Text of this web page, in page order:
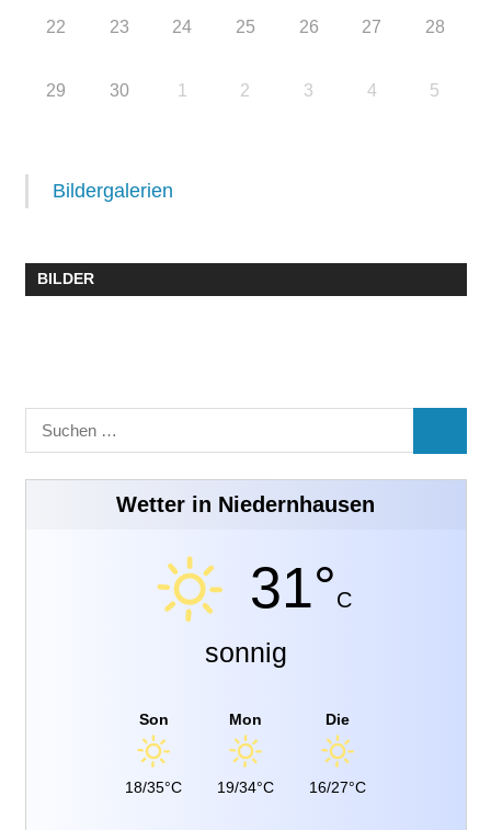
22 23 24 25 26 27 28
29 30 1 2 3 4 5
Bildergalerien
BILDER
Suchen
nach:
Wetter in Niedernhausen
31°C
sonnig
Son
18/35°C
Mon
19/34°C
Die
16/27°C